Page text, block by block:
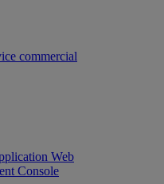
commercial
Web
Console